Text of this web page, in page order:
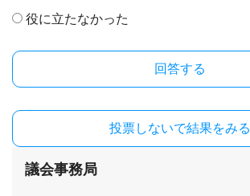
役に立たなかった
投票しないで結果をみる
議会事務局